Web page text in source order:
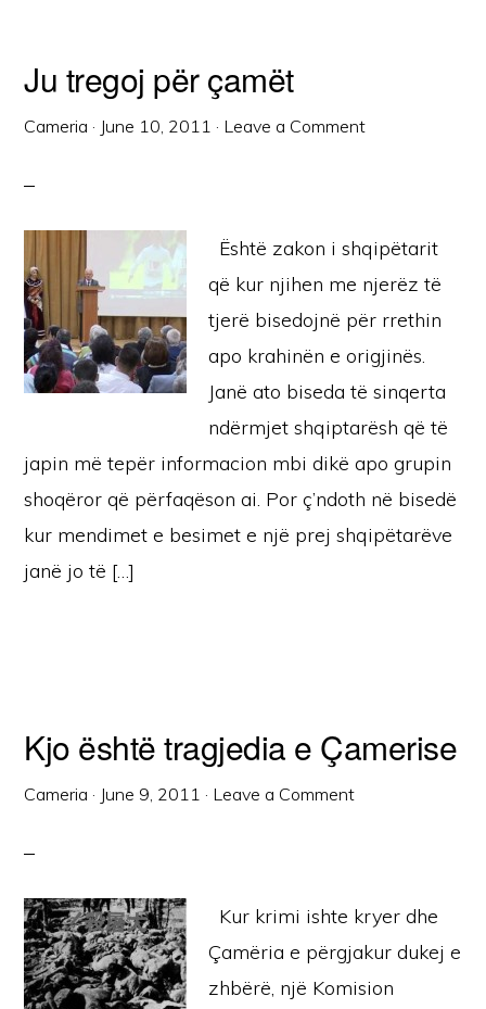
Ju tregoj për çamët
Cameria · June 10, 2011 · Leave a Comment
Është zakon i shqipëtarit
që kur njihen me njerëz të
tjerë bisedojnë për rrethin
apo krahinën e origjinës.
Janë ato biseda të sinqerta
ndërmjet shqiptarësh që të
japin më tepër informacion mbi dikë apo grupin
shoqëror që përfaqëson ai. Por ç’ndoth në bisedë
kur mendimet e besimet e një prej shqipëtarëve
janë jo të […]
Kjo është tragjedia e Çamerise
Cameria · June 9, 2011 · Leave a Comment
Kur krimi ishte kryer dhe
Çamëria e përgjakur dukej e
zhbërë, një Komision